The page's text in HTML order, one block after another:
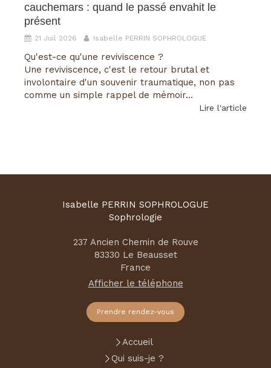
cauchemars : quand le passé envahit le
présent
21 Juil 2026 Isabelle PERRIN SOPHROLOGUE
Qu'est-ce qu'une reviviscence ?
Une reviviscence, c'est le retour brutal et
involontaire d'un souvenir traumatique, non pas
comme un simple rappel de mémoir...
Lire l'article
Isabelle PERRIN SOPHROLOGUE
Sophrologie
237 Ancien Chemin de Rouve
83330 Le Beausset
France
Afficher le téléphone
Prendre rendez-vous
Accueil
Qui suis-je ?